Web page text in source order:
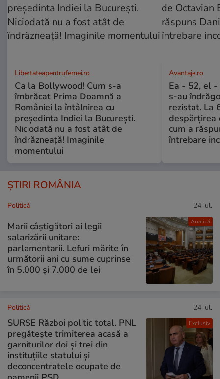
Libertateapentrufemei.ro
Ca la Bollywood! Cum s-a
îmbrăcat Prima Doamnă a
României la întâlnirea cu
președinta Indiei la București.
Niciodată nu a fost atât de
îndrăzneață! Imaginile
momentului
Avantaje.ro
Ea - 52, el -
s-au
rezistat. La
despărțirea
cum a
întrebare
ȘTIRI ROMÂNIA
Analiză
Politică 24 iul.
Marii câștigători ai legii
salarizării unitare:
parlamentarii. Lefuri mărite în
următorii ani cu sume cuprinse
în 5.000 și 7.000 de lei
Exclusiv
Politică 24 iul.
SURSE Război politic total. PNL
pregătește trimiterea acasă a
garniturilor doi și trei din
instituțiile statului și
deconcentratele ocupate de